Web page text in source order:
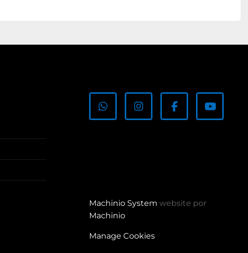
whatsappinstagramfacebook
Machinio System website por
Machinio
Manage Cookies